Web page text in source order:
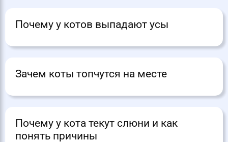
Почему у котов выпадают усы
Зачем коты топчутся на месте
Почему у кота текут слюни и как
понять причины